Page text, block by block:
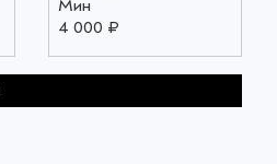
Мин
4 000 ₽